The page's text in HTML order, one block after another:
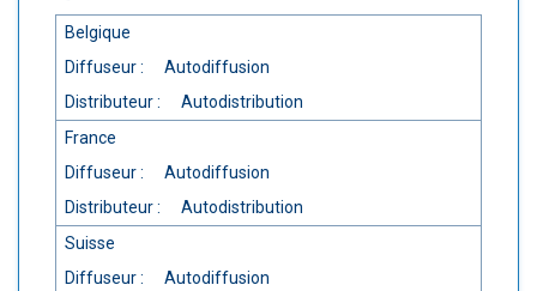
Belgique
Diffuseur :
Autodiffusion
Distributeur :
Autodistribution
France
Diffuseur :
Autodiffusion
Distributeur :
Autodistribution
Suisse
Diffuseur :
Autodiffusion